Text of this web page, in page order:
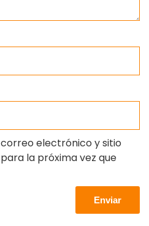
electrónico y sitio
la próxima vez que